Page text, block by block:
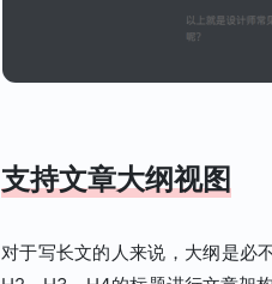
支持文章大纲视图
对于写长文的人来说，大纲是必